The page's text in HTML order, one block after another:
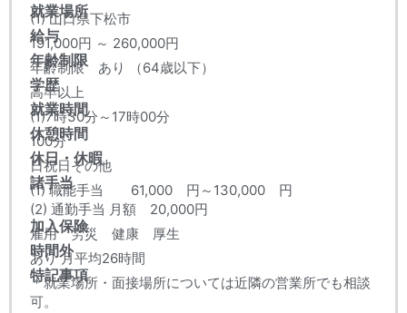
就業場所
(1) 山口県下松市
給与
191,000円 ～ 260,000円
年齢制限
年齢制限 あり （64歳以下）
学歴
高卒以上
就業時間
(1)7時30分～17時00分
休憩時間
100分
休日・休暇
日祝日その他
諸手当
(1) 職能手当 61,000 円～130,000 円
(2) 通勤手当 月額 20,000円
加入保険
雇用 労災 健康 厚生
時間外
あり 月平均26時間
特記事項
＊就業場所・面接場所については近隣の営業所でも相談
可。